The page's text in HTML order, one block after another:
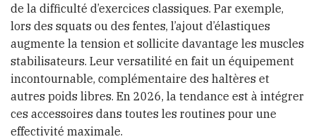
de la difficulté d’exercices classiques. Par exemple,
lors des squats ou des fentes, l’ajout d’élastiques
augmente la tension et sollicite davantage les muscles
stabilisateurs. Leur versatilité en fait un équipement
incontournable, complémentaire des haltères et
autres poids libres. En 2026, la tendance est à intégrer
ces accessoires dans toutes les routines pour une
effectivité maximale.